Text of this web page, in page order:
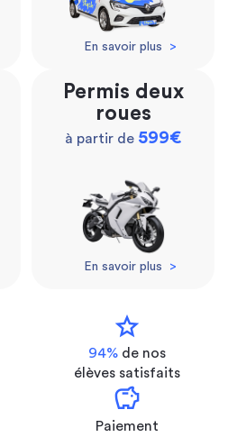
En savoir plus >
Permis deux
roues
à partir de 599€
En savoir plus >
star
94% de nos
élèves satisfaits
savings
Paiement